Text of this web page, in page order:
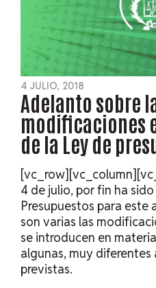
4 JULIO, 2018
Adelanto sobre
modificaciones
de la Ley de
4 de julio, por fin ha
Presupuestos para este
son varias las
se introducen en
algunas, muy diferentes
previstas.